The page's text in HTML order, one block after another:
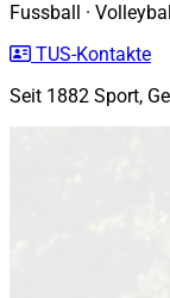
Fussball ·
TUS-Kontakte
Seit 1882 Sport,